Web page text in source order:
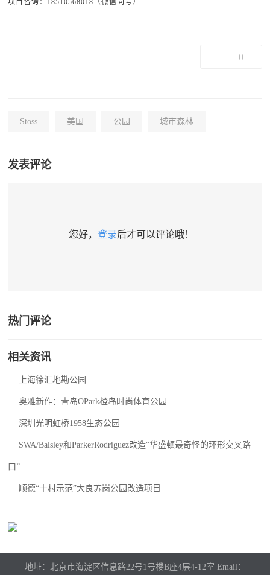
项目咨询：18510568018（微信同号）
0
Stoss 美国 公园 城市森林
发表评论
您好， 登录后才可以评论哦！
热门评论
相关资讯
上海徐汇地勘公园
奥雅新作：青岛OPark橙岛时尚体育公园
深圳光明虹桥1958生态公园
SWA/Balsley和ParkerRodriguez改造“华盛顿最奇怪的环形交叉路
口”
顺德“十村示范”大良苏岗公园改造项目
地址：北京市海淀区信息路22号1号楼B座4层4-12室 Email：